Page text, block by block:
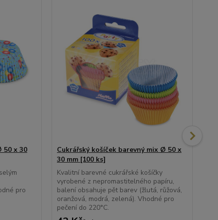
50 x 30
pro
Cukrářský košíček barevný mix Ø 50 x
30 mm [100 ks]
Kvalitní barevné cukrářské košíčky
vyrobené z nepromastitelného papíru,
balení obsahuje pět barev (žlutá, růžová,
oranžová, modrá, zelená). Vhodné pro
pečení do 220°C.